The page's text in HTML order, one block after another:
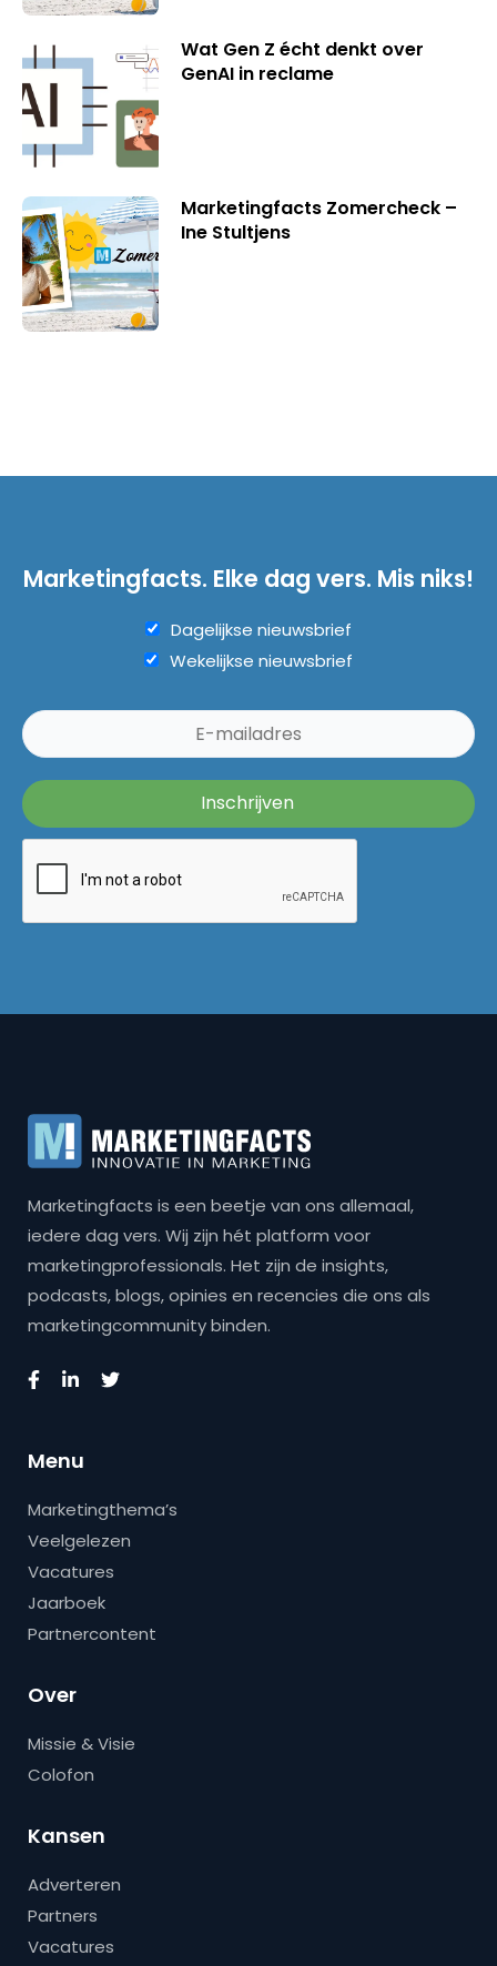
Wat Gen Z écht denkt over
GenAI in reclame
Marketingfacts Zomercheck –
Ine Stultjens
Marketingfacts. Elke dag vers. Mis niks!
Dagelijkse nieuwsbrief
Wekelijkse nieuwsbrief
Marketingfacts is een beetje van ons allemaal,
iedere dag vers. Wij zijn hét platform voor
marketingprofessionals. Het zijn de insights,
podcasts, blogs, opinies en recencies die ons als
marketingcommunity binden.
Menu
Marketingthema’s
Veelgelezen
Vacatures
Jaarboek
Partnercontent
Over
Missie & Visie
Colofon
Kansen
Adverteren
Partners
Vacatures